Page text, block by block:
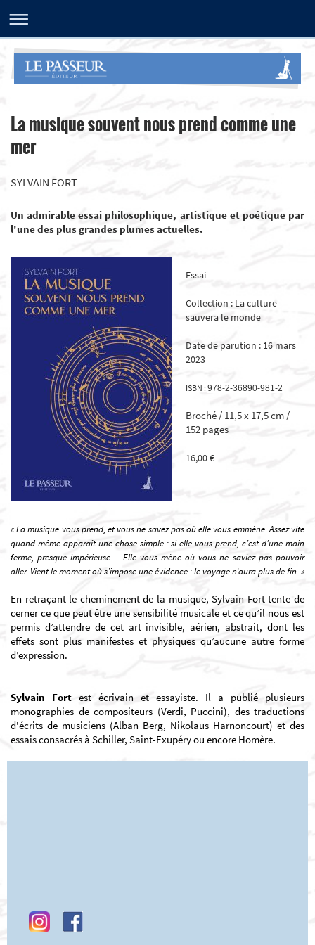
La musique souvent nous prend comme une
mer
SYLVAIN FORT
Un admirable essai philosophique, artistique et poétique par
l'une des plus grandes plumes actuelles.
Essai
Collection : La culture
sauvera le monde
Date de parution : 16 mars
2023
ISBN : 978-2-36890-981-2
Broché / 11,5 x 17,5 cm /
152 pages
16,00 €
« La musique vous prend, et vous ne savez pas où elle vous emmène. Assez vite
quand même apparaît une chose simple : si elle vous prend, c’est d’une main
ferme, presque impérieuse… Elle vous mène où vous ne saviez pas pouvoir
aller. Vient le moment où s’impose une évidence : le voyage n’aura plus de fin. »
En retraçant le cheminement de la musique, Sylvain Fort tente de
cerner ce que peut être une sensibilité musicale et ce qu’il nous est
permis d’attendre de cet art invisible, aérien, abstrait, dont les
effets sont plus manifestes et physiques qu’aucune autre forme
d’expression.
Sylvain Fort est écrivain et essayiste. Il a publié plusieurs
monographies de compositeurs (Verdi, Puccini), des traductions
d'écrits de musiciens (Alban Berg, Nikolaus Harnoncourt) et des
essais consacrés à Schiller, Saint-Exupéry ou encore Homère.